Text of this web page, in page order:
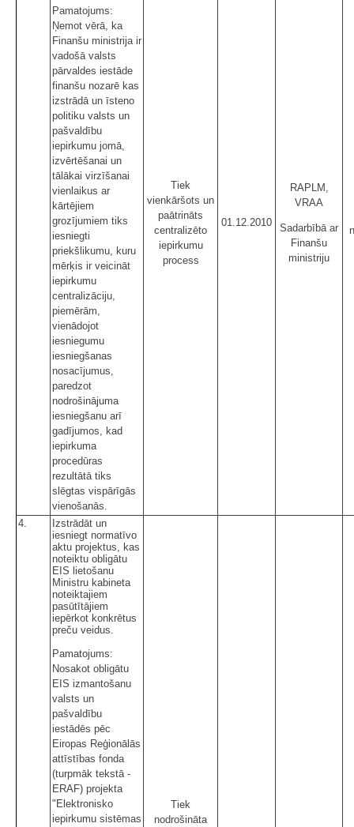
Pamatojums:
Ņemot vērā, ka
Finanšu ministrija ir
vadošā valsts
pārvaldes iestāde
finanšu nozarē kas
izstrādā un īsteno
politiku valsts un
pašvaldību
iepirkumu jomā,
izvērtēšanai un
tālākai virzīšanai
vienlaikus ar
kārtējiem
grozījumiem tiks
iesniegti
priekšlikumu, kuru
mērķis ir veicināt
iepirkumu
centralizāciju,
piemērām,
vienādojot
iesniegumu
iesniegšanas
nosacījumus,
paredzot
nodrošinājuma
iesniegšanu arī
gadījumos, kad
iepirkuma
procedūras
rezultātā tiks
slēgtas vispārīgās
vienošanās.
Tiek
vienkāršots un
paātrināts
centralizēto
iepirkumu
process
01.12.2010
RAPLM,
VRAA
Sadarbībā ar
Finanšu
ministriju
4.
Izstrādāt un
iesniegt normatīvo
aktu projektus, kas
noteiktu obligātu
EIS lietošanu
Ministru kabineta
noteiktajiem
pasūtītājiem
iepērkot konkrētus
preču veidus.
Pamatojums:
Nosakot obligātu
EIS izmantošanu
valsts un
pašvaldību
iestādēs pēc
Eiropas Reģionālās
attīstības fonda
(turpmāk tekstā -
ERAF) projekta
"Elektronisko
iepirkumu sistēmas
Tiek
nodrošināta